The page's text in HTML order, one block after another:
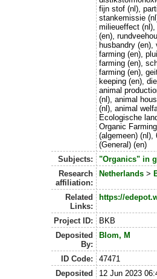
fijn stof (nl),
stankemissie
milieueffect
(en),
husbandry (en),
farming (en),
farming (en),
farming (en),
keeping (en),
animal
(nl), animal
(nl), animal
Ecologische
Organic
(algemeen) (nl),
(General) (en)
Subjects:
"Organics" in
Research
affiliation:
Netherlands>
Related
Links:
https://
Project ID:
BKB
Deposited
By:
Blom, M
ID Code:
47471
Deposited
12 Jun 2023